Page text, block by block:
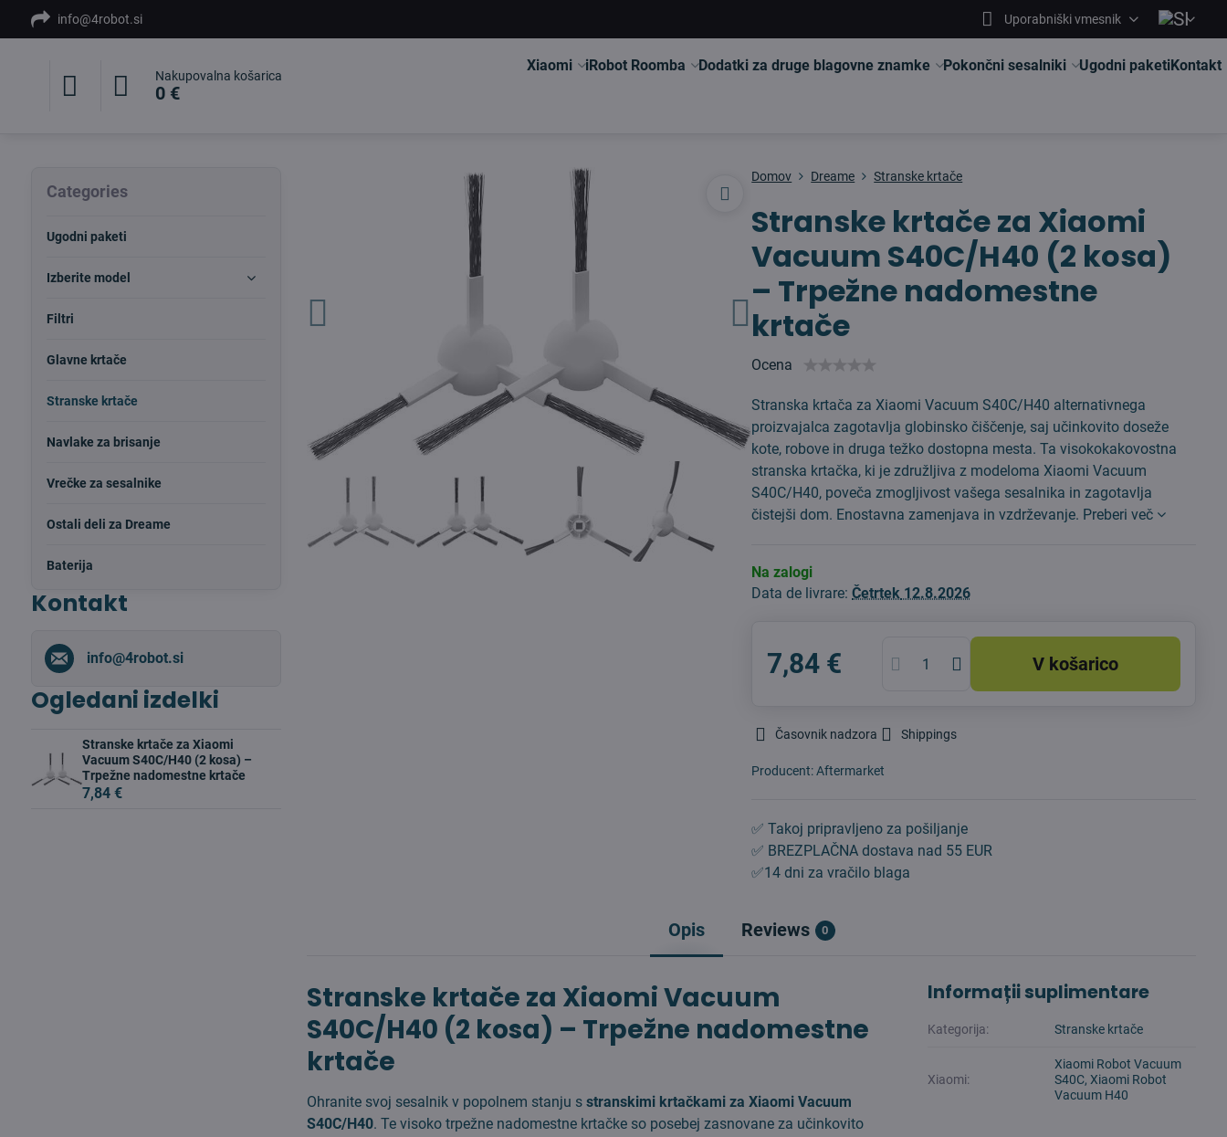
info@4robot.si Uporabniški vmesnik
Nakupovalna košarica
0 €
Xiaomi iRobot Roomba Dodatki za druge blagovne znamke Pokončni sesalniki Ugodni paketiKontakt
Domov Dreame Stranske krtače
Stranske krtače za Xiaomi
Vacuum S40C/H40 (2 kosa)
– Trpežne nadomestne
krtače
Ocena
Stranska krtača za Xiaomi Vacuum S40C/H40 alternativnega
proizvajalca zagotavlja globinsko čiščenje, saj učinkovito doseže
kote, robove in druga težko dostopna mesta. Ta visokokakovostna
stranska krtačka, ki je združljiva z modeloma Xiaomi Vacuum
S40C/H40, poveča zmogljivost vašega sesalnika in zagotavlja
čistejši dom. Enostavna zamenjava in vzdrževanje. Preberi več
Na zalogi
Data de livrare:Četrtek 12.8.2026
7,84 € V košarico
Časovnik nadzora Shippings
Producent:Aftermarket
✅ Takoj pripravljeno za pošiljanje
✅ BREZPLAČNA dostava nad 55 EUR
✅14 dni za vračilo blaga
Opis Reviews 0
Stranske krtače za Xiaomi Vacuum
S40C/H40 (2 kosa) – Trpežne nadomestne
krtače
Ohranite svoj sesalnik v popolnem stanju sstranskimi krtačkami za Xiaomi Vacuum
S40C/H40. Te visoko trpežne nadomestne krtačke so posebej zasnovane za učinkovito
Informații suplimentare
Kategorija: Stranske krtače
Xiaomi:
Xiaomi Robot Vacuum
S40C, Xiaomi Robot
Vacuum H40
Categories
Ugodni paketi
Izberite model
Filtri
Glavne krtače
Stranske krtače
Navlake za brisanje
Vrečke za sesalnike
Ostali deli za Dreame
Baterija
Kontakt
info​@4robot​.si
Ogledani izdelki
Stranske krtače za Xiaomi
Vacuum S40C/H40 (2 kosa) –
Trpežne nadomestne krtače
7,84 €